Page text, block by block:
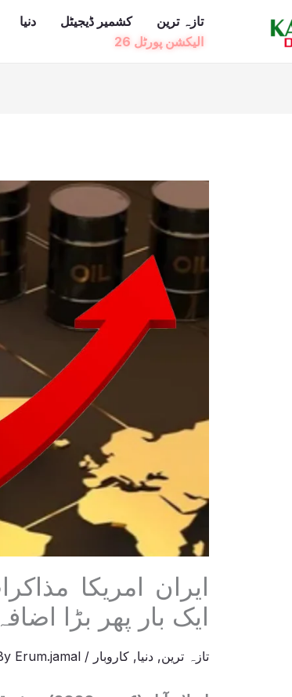
تازہ ترین کشمیر ڈیجیٹل دنیا
الیکشن پورٹل 26
ایران امریکا
ایک بار پھر بڑا اضافہ
تازہ ترین, دنیا, کاروبار /
Erum.jamal